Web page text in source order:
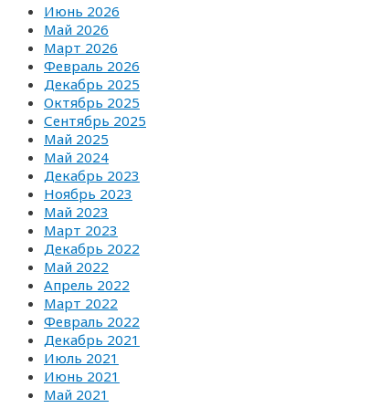
Июнь 2026
Май 2026
Март 2026
Февраль 2026
Декабрь 2025
Октябрь 2025
Сентябрь 2025
Май 2025
Май 2024
Декабрь 2023
Ноябрь 2023
Май 2023
Март 2023
Декабрь 2022
Май 2022
Апрель 2022
Март 2022
Февраль 2022
Декабрь 2021
Июль 2021
Июнь 2021
Май 2021